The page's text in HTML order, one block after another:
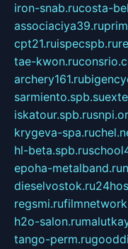
iron-snab.rucosta-
associaciya39.ru
cpt21.ruispecspb.ru
tae-kwon.ru
archery161.ru
sarmiento.spb.su
iskatour.spb.ru
krygeva-spa.ru
hl-beta.spb.ru
epoha-metalband.ru
dieselvostok.ru
regsmi.ru
h2o-salon.ru
tango-perm.ru